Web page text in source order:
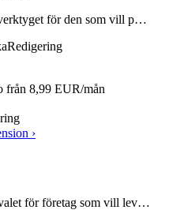
för den som vill p…
Redigering
från 8,99 EUR/mån
›
för företag som vill lev…